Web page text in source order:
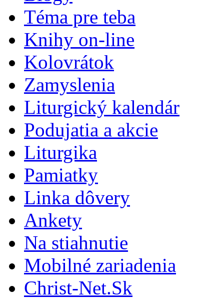
Téma pre teba
Knihy on-line
Kolovrátok
Zamyslenia
Liturgický kalendár
Podujatia a akcie
Liturgika
Pamiatky
Linka dôvery
Ankety
Na stiahnutie
Mobilné zariadenia
Christ-Net.Sk